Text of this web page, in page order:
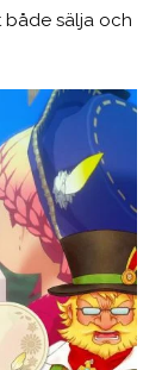
både sälja och